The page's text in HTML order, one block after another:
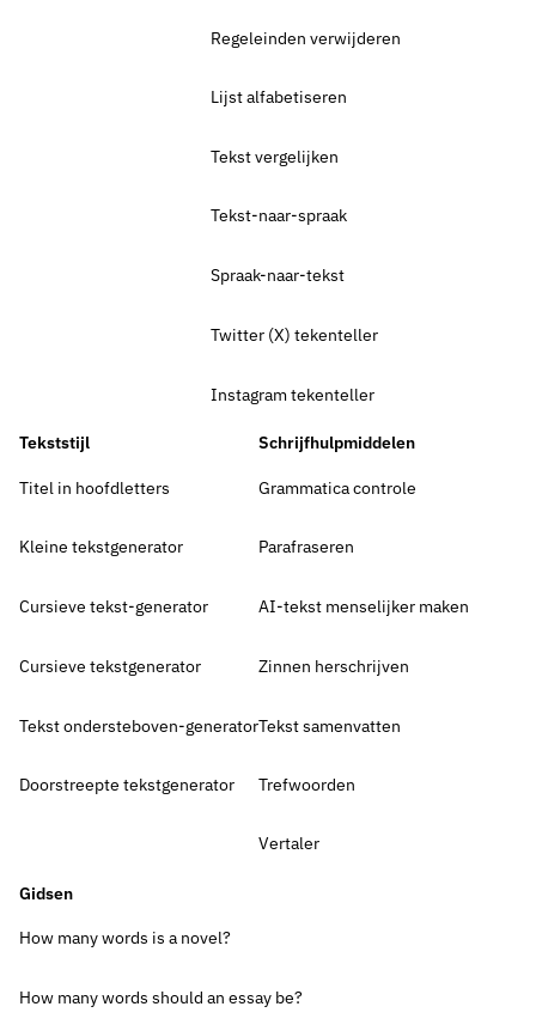
Regeleinden verwijderen
Lijst alfabetiseren
Tekst vergelijken
Tekst-naar-spraak
Spraak-naar-tekst
Twitter (X) tekenteller
Instagram tekenteller
Tekststijl
Titel in hoofdletters
Kleine tekstgenerator
Cursieve tekst-generator
Cursieve tekstgenerator
Tekst ondersteboven-generator
Doorstreepte tekstgenerator
Schrijfhulpmiddelen
Grammatica controle
Parafraseren
AI-tekst menselijker maken
Zinnen herschrijven
Tekst samenvatten
Trefwoorden
Vertaler
Gidsen
How many words is a novel?
How many words should an essay be?